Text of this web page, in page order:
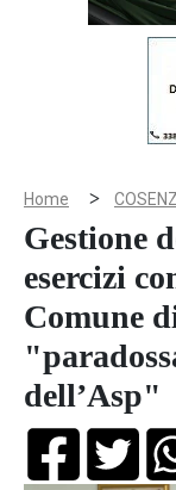
Home >
Gestione
esercizi
Comune
dell’Asp"